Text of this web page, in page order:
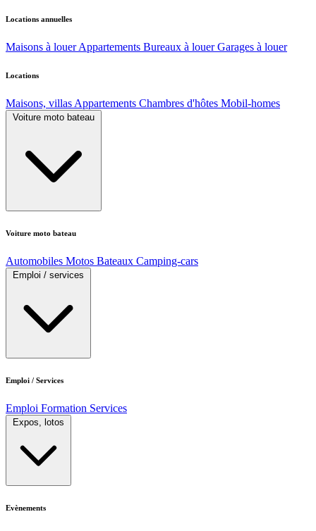
Locations annuelles
Maisons à louer Appartements Bureaux à louer Garages à louer
Locations
Maisons, villas Appartements Chambres d'hôtes Mobil-homes
Voiture moto bateau
Voiture moto bateau
Automobiles Motos Bateaux Camping-cars
Emploi / services
Emploi / Services
Emploi Formation Services
Expos, lotos
Evènements